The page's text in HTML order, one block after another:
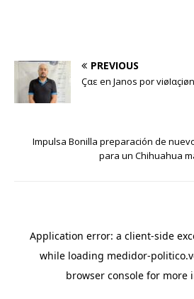
PREVIOUS
Çαε en Janos por
Impulsa Bonilla preparación de
para un Chihuahua